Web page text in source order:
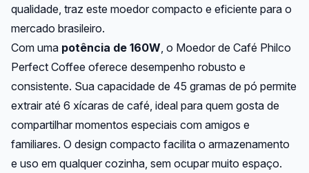
qualidade, traz este moedor compacto e eficiente para o
mercado brasileiro.
Com uma potência de 160W, o Moedor de Café Philco
Perfect Coffee oferece desempenho robusto e
consistente. Sua capacidade de 45 gramas de pó permite
extrair até 6 xícaras de café, ideal para quem gosta de
compartilhar momentos especiais com amigos e
familiares. O design compacto facilita o armazenamento
e uso em qualquer cozinha, sem ocupar muito espaço.